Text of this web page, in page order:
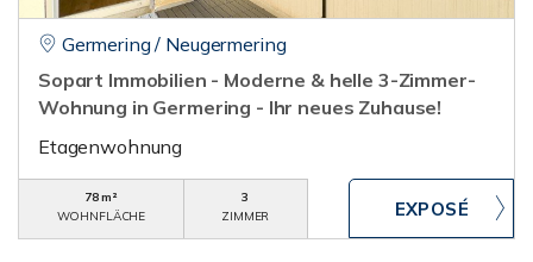
Germering / Neugermering
Sopart Immobilien - Moderne & helle 3-Zimmer-
Wohnung in Germering - Ihr neues Zuhause!
Etagenwohnung
78 m²
WOHNFLÄCHE
3
ZIMMER